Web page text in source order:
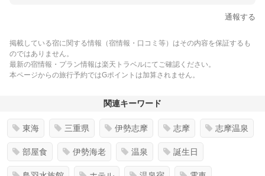
通報する
掲載している宿に関する情報（宿情報・口コミ等）はその内容を保証するも
のではありません。
最新の宿情報・プラン情報は楽天トラベルにてご確認ください。
本ページからの旅行予約ではGポイントは加算されません。
関連キーワード
東海 三重県 伊勢志摩 志摩 志摩温泉
部屋食 伊勢海老 温泉 誕生日